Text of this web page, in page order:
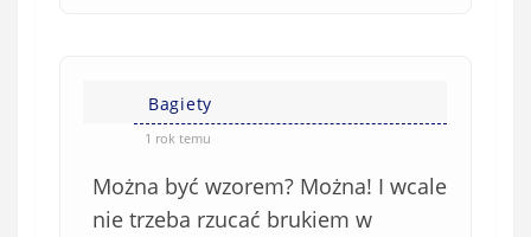
Bagiety
1 rok temu
Można być wzorem? Można! I wcale
nie trzeba rzucać brukiem w